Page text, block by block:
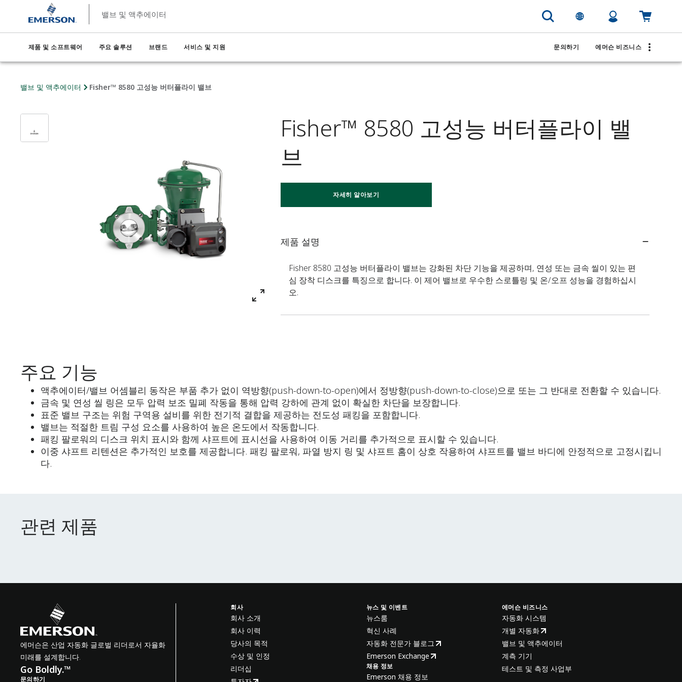
밸브 및 액추에이터
제품 및 소프트웨어 주요 솔루션 브랜드 서비스 및 지원 문의하기 에머슨 비즈니스
밸브 및 액추에이터 Fisher™ 8580 고성능 버터플라이 밸브
Fisher™ 8580 고성능 버터플라이 밸
브
자세히 알아보기
제품 설명
Fisher 8580 고성능 버터플라이 밸브는 강화된 차단 기능을 제공하며, 연성 또는 금속 씰이 있는 편
심 장착 디스크를 특징으로 합니다. 이 제어 밸브로 우수한 스로틀링 및 온/오프 성능을 경험하십시
오.
주요 기능
액추에이터/밸브 어셈블리 동작은 부품 추가 없이 역방향(push-down-to-open)에서 정방향(push-down-to-close)으로 또는 그 반대로 전환할 수 있습니다.
금속 및 연성 씰 링은 모두 압력 보조 밀폐 작동을 통해 압력 강하에 관계 없이 확실한 차단을 보장합니다.
표준 밸브 구조는 위험 구역용 설비를 위한 전기적 결합을 제공하는 전도성 패킹을 포함합니다.
밸브는 적절한 트림 구성 요소를 사용하여 높은 온도에서 작동합니다.
패킹 팔로워의 디스크 위치 표시와 함께 샤프트에 표시선을 사용하여 이동 거리를 추가적으로 표시할 수 있습니다.
이중 샤프트 리텐션은 추가적인 보호를 제공합니다. 패킹 팔로워, 파열 방지 링 및 샤프트 홈이 상호 작용하여 샤프트를 밸브 바디에 안정적으로 고정시킵니
다.
관련 제품
관련 제품
에머슨은 산업 자동화 글로벌 리더로서 자율화
미래를 설계합니다.
Go Boldly.™
문의하기
회사
회사 소개
회사 이력
당사의 목적
수상 및 인정
리더십
뉴스 및 이벤트
뉴스룸
혁신 사례
자동화 전문가 블로그
Emerson Exchange
채용 정보
Emerson 채용 정보
에머슨 비즈니스
자동화 시스템
개별 자동화
밸브 및 액추에이터
계측 기기
테스트 및 측정 사업부